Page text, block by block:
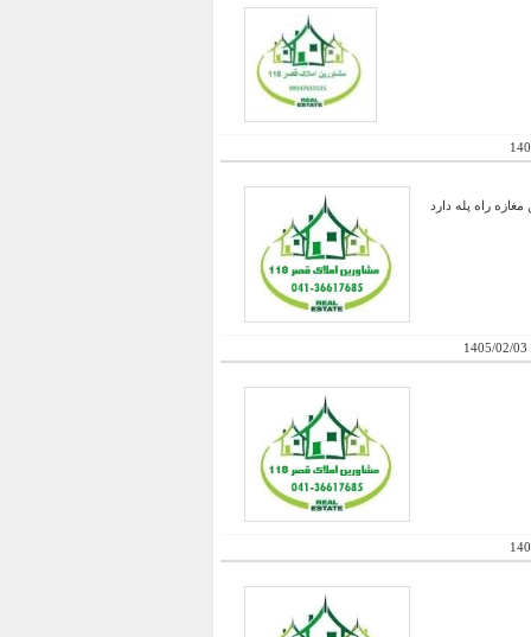
25 متر طبقه اول که از بالکن مغازه راه پله دارد
1405/02/03